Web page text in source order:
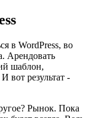
в WordPress, во
Арендовать
шаблон,
вот результат -
Рынок. Пока